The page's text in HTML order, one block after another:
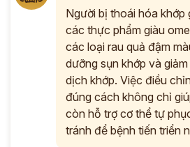
Người bị thoái hóa khớp
các thực phẩm giàu
các loại rau quả đậm
dưỡng sụn khớp và
dịch khớp. Việc điều
đúng cách không chỉ
còn hỗ trợ cơ thể tự
tránh để bệnh tiến triển